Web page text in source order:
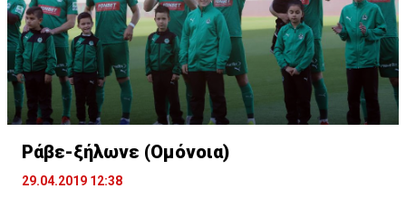
Ράβε-ξήλωνε (Ομόνοια)
29.04.2019 12:38